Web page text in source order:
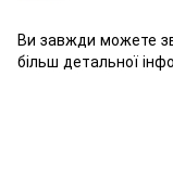
Ви завжди можете
більш детальної